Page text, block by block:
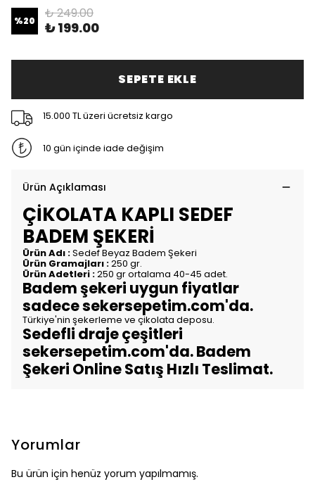
%20 ₺ 249.00
₺ 199.00
SEPETE EKLE
15.000 TL üzeri ücretsiz kargo
10 gün içinde iade değişim
Ürün Açıklaması
ÇİKOLATA KAPLI SEDEF
BADEM ŞEKERİ
Ürün Adı :Sedef Beyaz Badem Şekeri
Ürün Gramajları :250 gr.
Ürün Adetleri :250 gr ortalama 40-45 adet.
Badem şekeri uygun fiyatlar
sadece sekersepetim.com'da.
Türkiye'nin şekerleme ve çikolata deposu.
Sedefli draje çeşitleri
sekersepetim.com'da. Badem
Şekeri Online Satış Hızlı Teslimat.
Yorumlar
Bu ürün için henüz yorum yapılmamış.